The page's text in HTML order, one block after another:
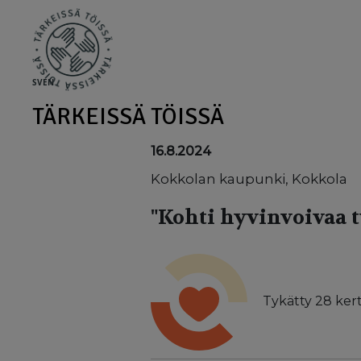
SVEN
TÄRKEISSÄ TÖISSÄ
16.8.2024
Kokkolan kaupunki, Kokkola
"Kohti hyvinvoivaa
Tykätty 28